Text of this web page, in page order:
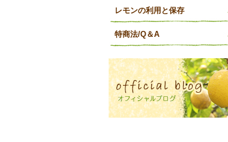
レモンの利用と保存
特商法/Q＆A